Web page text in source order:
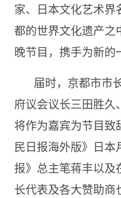
家、日本文化艺术界
都的世界文化遗产之
晚节目，携手为新的
届时，京都市市
府议会议长三田胜久
将作为嘉宾为节目致
民日报海外版》日
报》总主笔蒋丰以及
长代表及各大赞助商